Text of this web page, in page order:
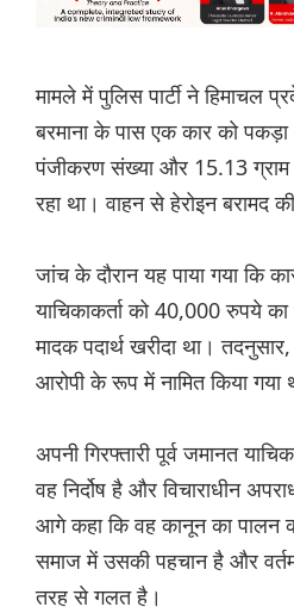
मामले में पुलिस पार्टी ने हिमाचल
बरमाना के पास एक कार को पकड़ा
पंजीकरण संख्या और 15.13 ग्राम
रहा था। वाहन से हेरोइन बरामद
जांच के दौरान यह पाया गया कि
याचिकाकर्ता को 40,000 रुपये
मादक पदार्थ खरीदा था।
आरोपी के रूप में नामित किया गया
अपनी गिरफ्तारी पूर्व जमानत
वह निर्दोष है और विचाराधीन
आगे कहा कि वह कानून का पालन
समाज में उसकी पहचान है और
तरह से गलत है।